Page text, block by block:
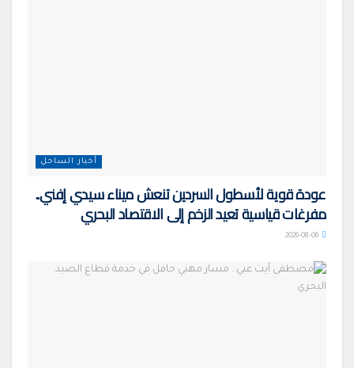
أخبار الساحل
عودة قوية لأسطول السردين تنعش ميناء سيدي إفني..
مفرغات قياسية تعيد الزخم إلى الاقتصاد البحري